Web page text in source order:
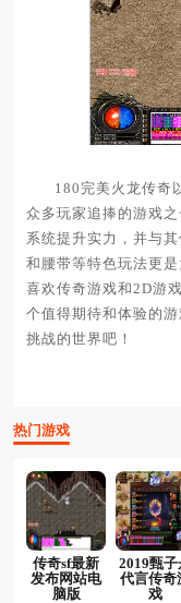
180完美火龙传奇
众多玩家追捧的游戏
系统提升实力，并与
和腰带等特色玩法更
喜欢传奇游戏和2D游
个值得期待和体验的
挑战的世界吧！
热门游戏
传奇sf最新
发布网站电
脑版
2019甄子
代言传奇
戏